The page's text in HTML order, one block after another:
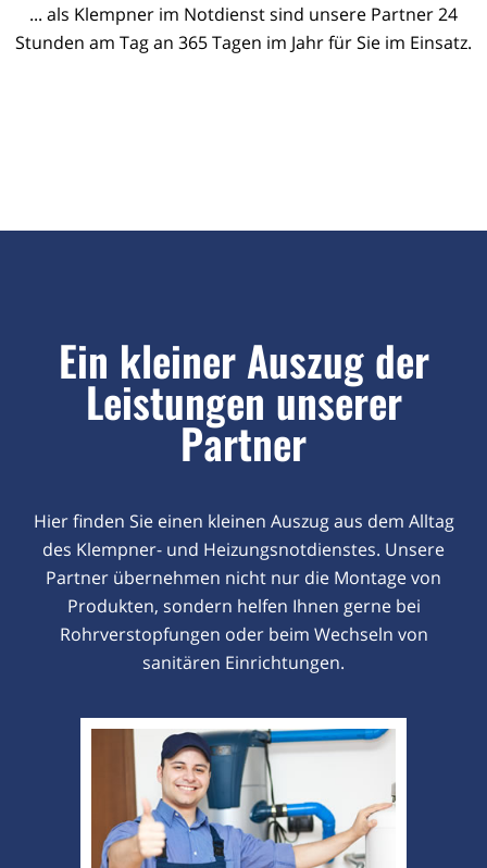
... als Klempner im Notdienst sind unsere Partner 24
Stunden am Tag an 365 Tagen im Jahr für Sie im Einsatz.
Ein kleiner Auszug der
Leistungen unserer
Partner
Hier finden Sie einen kleinen Auszug aus dem Alltag
des Klempner- und Heizungsnotdienstes. Unsere
Partner übernehmen nicht nur die Montage von
Produkten, sondern helfen Ihnen gerne bei
Rohrverstopfungen oder beim Wechseln von
sanitären Einrichtungen.